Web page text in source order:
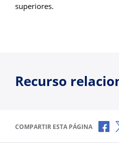
superiores.
Recurso
COMPARTIR ESTA PÁGINA